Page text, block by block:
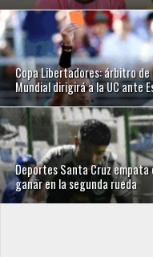
Copa Libertadores: árbitro
Mundial dirigirá a la UC ante
Deportes Santa Cruz
ganar en la segunda rueda